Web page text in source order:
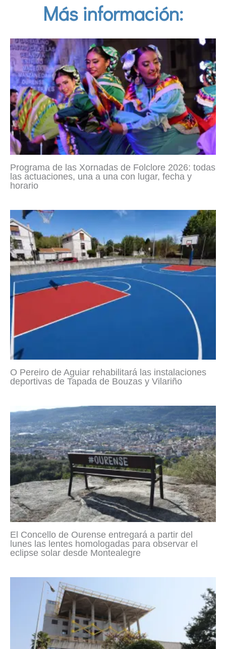
Más información:
Programa de las Xornadas de Folclore 2026: todas
las actuaciones, una a una con lugar, fecha y
horario
O Pereiro de Aguiar rehabilitará las instalaciones
deportivas de Tapada de Bouzas y Vilariño
El Concello de Ourense entregará a partir del
lunes las lentes homologadas para observar el
eclipse solar desde Montealegre